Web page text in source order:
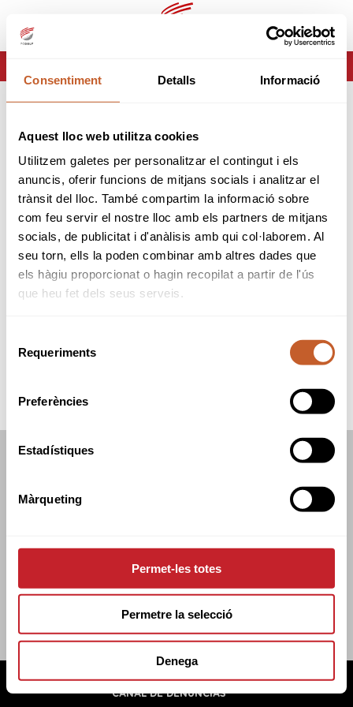
Consentiment Detalls Informació
Aquest lloc web utilitza cookies
Utilitzem galetes per personalitzar el contingut i els
anuncis, oferir funcions de mitjans socials i analitzar el
trànsit del lloc. També compartim la informació sobre
com feu servir el nostre lloc amb els partners de mitjans
socials, de publicitat i d'anàlisis amb qui col·laborem. Al
seu torn, ells la poden combinar amb altres dades que
els hàgiu proporcionat o hagin recopilat a partir de l'ús
que heu fet dels seus serveis.
Requeriments
Preferències
Estadístiques
Màrqueting
Permet-les totes
Permetre la selecció
Denega
es ca
Página no encontrada
Lo sentimos pero la página que estas buscando no
existe o ha cambiado.
volver
C/TUSET 32, 8A PLANTA. 08006 BCN
POLÍTICA DE COOKIES
POLÍTICA DE PRIVACIDAD
CANAL DE DENUNCIAS